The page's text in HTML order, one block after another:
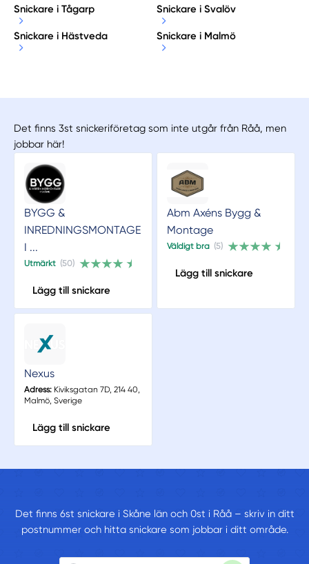
Snickare i Tågarp Snickare i Svalöv
Snickare i Hästveda Snickare i Malmö
Det finns 3st snickeriföretag som inte utgår från Råå, men
jobbar här!
BYGG &
INREDNINGSMONTAGE
I ...
Utmärkt (50)
Lägg till snickare
Abm Axéns Bygg &
Montage
Väldigt bra (5)
Lägg till snickare
Nexus
Adress:Kiviksgatan 7D, 214 40,
Malmö, Sverige
Lägg till snickare
Det finns 6st snickare i Skåne län och 0st i Råå – skriv in ditt
postnummer och hitta snickare som jobbar i ditt område.